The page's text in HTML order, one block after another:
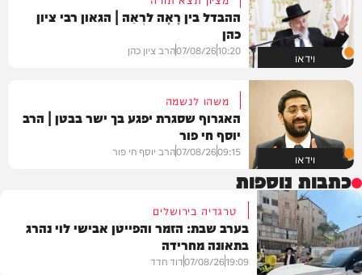
וידאו
ההבדל בין רָאָה לרְאֵה | הגאון רבי ציון
כהן
10:20
07/08/26הרב ציון כהן
וידאו
משהו לנשמה
האגרוף שסגרת יפגע בך ישר בבטן | הרב
יוסף חי פור
09:15
07/08/26הרב יוסף חי פור
כתבות נוספות
טרגדיה בירושלים
בערב שבת: הזמר והפייטן אבישי לוי נהרג
בתאונה מחרידה
19:09
07/08/26דוד חדד